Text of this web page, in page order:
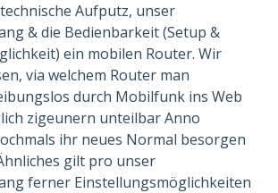
Aufputz, unser
& die Bedienbarkeit (Setup &
ein mobilen Router. Wir
via welchem Router man
durch Mobilfunk ins Web
zigeunern unteilbar Anno
ihr neues Normal besorgen
gilt pro unser
ferner Einstellungsmöglichkeiten